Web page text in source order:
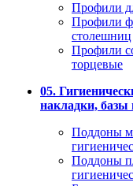
Профили
Профили
столешниц
Профили
торцевые
05.
накладки, базы
Поддоны
Поддоны